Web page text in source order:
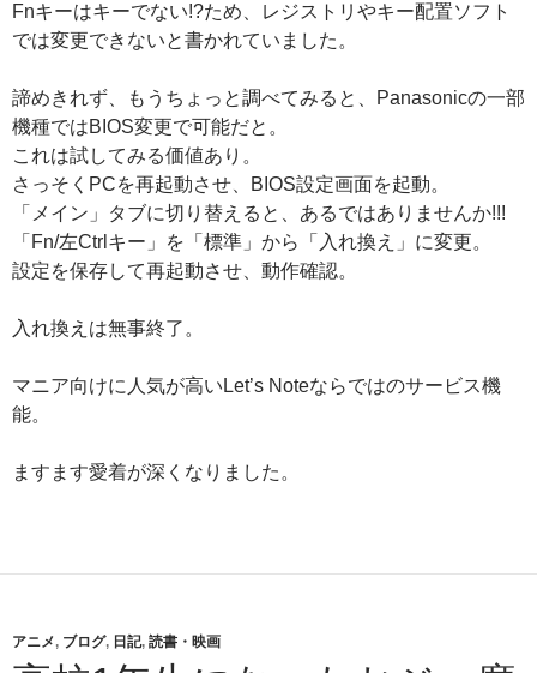
Fnキーはキーでない!?ため、レジストリやキー配置ソフト
では変更できないと書かれていました。
諦めきれず、もうちょっと調べてみると、Panasonicの一部
機種ではBIOS変更で可能だと。
これは試してみる価値あり。
さっそくPCを再起動させ、BIOS設定画面を起動。
「メイン」タブに切り替えると、あるではありませんか!!!
「Fn/左Ctrlキー」を「標準」から「入れ換え」に変更。
設定を保存して再起動させ、動作確認。
入れ換えは無事終了。
マニア向けに人気が高いLet’s Noteならではのサービス機
能。
ますます愛着が深くなりました。
アニメ, ブログ, 日記, 読書・映画